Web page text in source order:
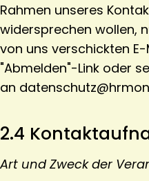
Rahmen unseres
widersprechen wollen,
von uns verschickten
"Abmelden"-Link oder
an
2.4
Art und Zweck der